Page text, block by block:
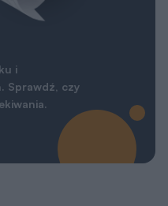
i
Sprawdź, czy